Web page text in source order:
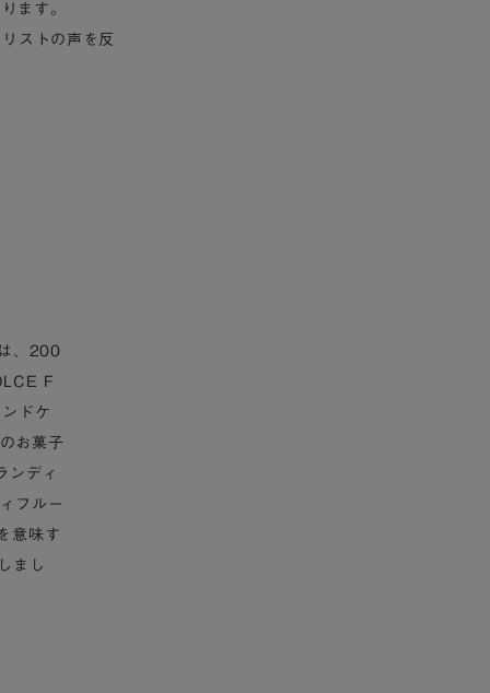
ます。
ストの声を反
、200
F
ドケ
お菓子
ンディ
フルー
意味す
まし